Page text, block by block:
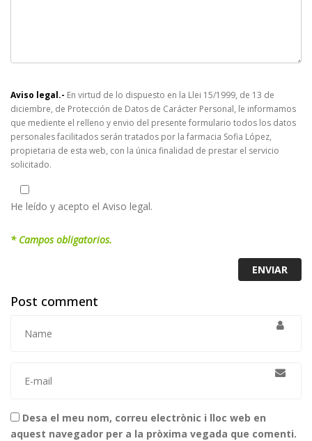
Aviso legal.- En virtud de lo dispuesto en la Llei 15/1999, de 13 de
diciembre, de Protección de Datos de Carácter Personal, le informamos
que mediente el relleno y envio del presente formulario todos los datos
personales facilitados serán tratados por la farmacia Sofia López,
propietaria de esta web, con la única finalidad de prestar el servicio
solicitado.
He leído y acepto el Aviso legal.
* Campos obligatorios.
Post comment
Desa el meu nom, correu electrònic i lloc web en
aquest navegador per a la pròxima vegada que comenti.